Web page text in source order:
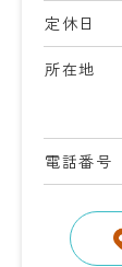
定休日
所在地
電話番号